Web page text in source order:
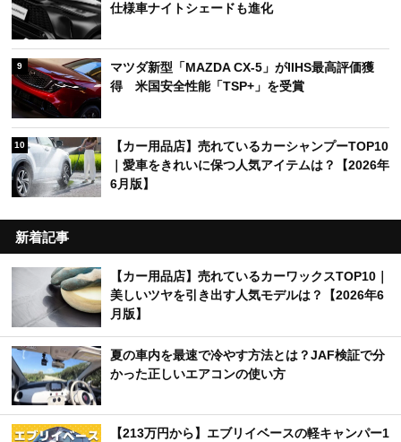
仕様車ナイトシェードも進化
9
マツダ新型「MAZDA CX-5」がIIHS最高評価獲
得 米国安全性能「TSP+」を受賞
10
【カー用品店】売れているカーシャンプーTOP10
｜愛車をきれいに保つ人気アイテムは？【2026年
6月版】
新着記事
【カー用品店】売れているカーワックスTOP10｜
美しいツヤを引き出す人気モデルは？【2026年6
月版】
夏の車内を最速で冷やす方法とは？JAF検証で分
かった正しいエアコンの使い方
【213万円から】エブリイベースの軽キャンパー1